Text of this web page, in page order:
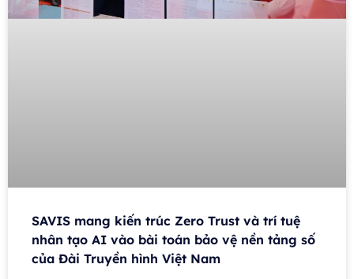
SAVIS mang kiến trúc Zero Trust và trí tuệ
nhân tạo AI vào bài toán bảo vệ nền tảng số
của Đài Truyền hình Việt Nam